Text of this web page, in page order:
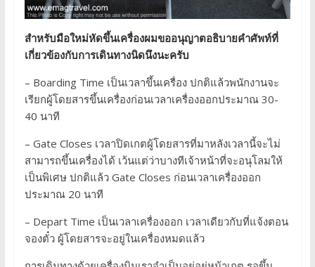
สำหรับมือใหม่หัดขึ้นเครื่องผมขออนุญาตอธิบายคำศัพท์ที่
เกี่ยวข้องกับการเดินทางนิดนึงนะครับ
– Boarding Time เป็นเวลาขึ้นเครื่อง ปกติแล้วพนักงานจะ
เรียกผู้โดยสารขึ้นเครื่องก่อนเวลาเครื่องออกประมาณ 30-
40 นาที
– Gate Closes เวลาปิดเกตผู้โดยสารที่มาหลังเวลานี้จะไม่
สามารถขึ้นเครื่องได้ เว้นแต่ว่าบางทีเจ้าหน้าที่จะอนุโลมให้
เป็นพิเศษ ปกติแล้ว Gate Closes ก่อนเวลาเครื่องออก
ประมาณ 20 นาที
– Depart Time เป็นเวลาเครื่องออก เวลาเดียวกับที่แจ้งตอน
จองตั๋ว ผู้โดยสารจะอยู่ในเครื่องหมดแล้ว